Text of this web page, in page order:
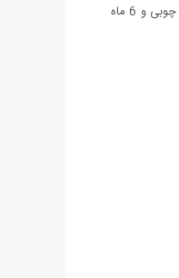
و در عین حال بسیار شیک بودن اشاره کرد. این ساعت به صورت اسپرت طراحی شده و قابل استفاده برای آقایان و خانم ها می باشد. ساعت والار طرح Submariner Date همراه با یک جعبه شکیل چوبی و 6 ماه